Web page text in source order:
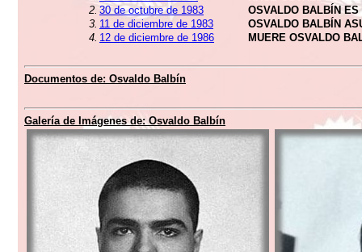
2. 30 de octubre de 1983
OSVALDO BALBÍN
3. 11 de diciembre de 1983
OSVALDO BALBÍN
4. 12 de diciembre de 1986 MUERE OSVALDO
Documentos de: Osvaldo Balbín
Galería de Imágenes de: Osvaldo Balbín